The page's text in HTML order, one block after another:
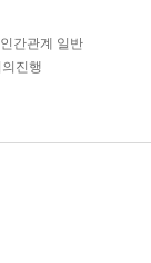
인간관계 일반
진행